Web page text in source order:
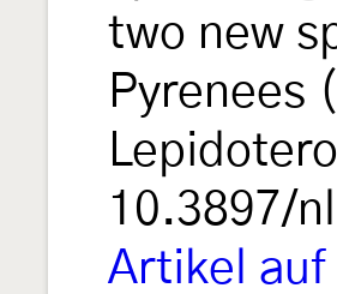
two new
Pyrenees
10.3897/
Artikel